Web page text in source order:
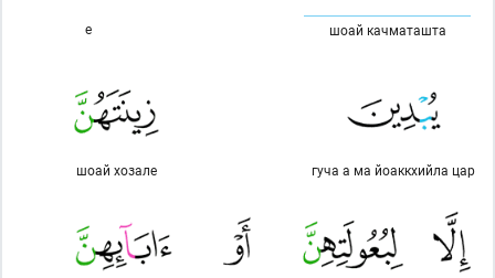
шоай качматашта
е
гуча а ма йоаккхийла цар
шоай хозале